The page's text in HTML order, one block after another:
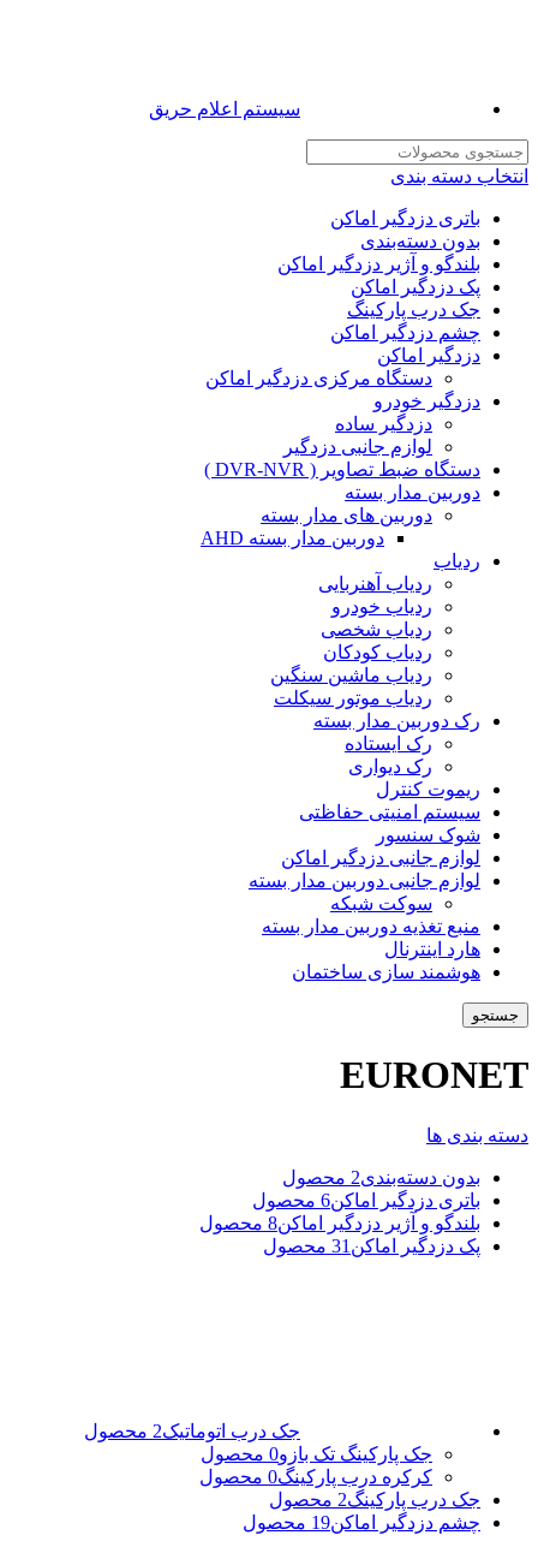
سیستم اعلام حریق
انتخاب دسته بندی
باتری دزدگیر اماکن
بدون دسته‌بندی
بلندگو و آژیر دزدگیر اماکن
پک دزدگیر اماکن
جک درب پارکینگ
چشم دزدگیر اماکن
دزدگیر اماکن
دستگاه مرکزی دزدگیر اماکن
دزدگیر خودرو
دزدگیر ساده
لوازم جانبی دزدگیر
دستگاه ضبط تصاویر ( DVR-NVR )
دوربین مدار بسته
دوربین های مدار بسته
دوربین مدار بسته AHD
ردیاب
ردیاب آهنربایی
ردیاب خودرو
ردیاب شخصی
ردیاب کودکان
ردیاب ماشین سنگین
ردیاب موتور سیکلت
رک دوربین مدار بسته
رک ایستاده
رک دیواری
ریموت کنترل
سیستم امنیتی حفاظتی
شوک سنسور
لوازم جانبی دزدگیر اماکن
لوازم جانبی دوربین مدار بسته
سوکت شبکه
منبع تغذیه دوربین مدار بسته
هارد اینترنال
هوشمند سازی ساختمان
جستجو
EURONET
دسته بندی ها
بدون دسته‌بندی2 محصول
باتری دزدگیر اماکن6 محصول
بلندگو و آژیر دزدگیر اماکن8 محصول
پک دزدگیر اماکن 31 محصول
جک درب اتوماتیک2 محصول
جک پارکینگ تک بازو0 محصول
کرکره درب پارکینگ0 محصول
جک درب پارکینگ2 محصول
چشم دزدگیر اماکن19 محصول